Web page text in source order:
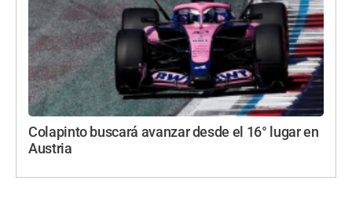
Colapinto buscará avanzar desde el 16° lugar en
Austria